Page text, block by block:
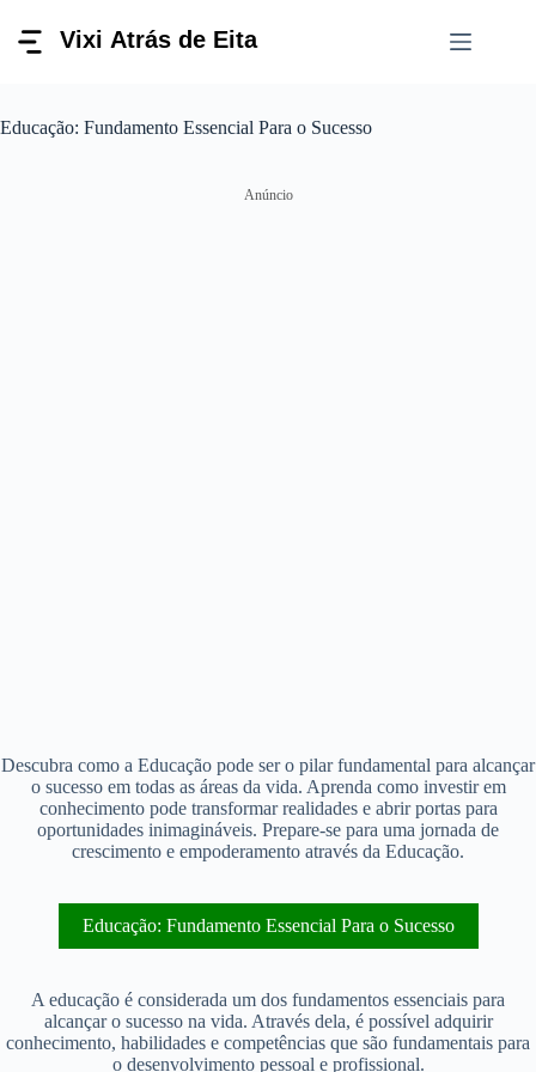
para
Educação: Fundamento Essencial Para o Sucesso
Anúncio
Descubra como a Educação pode ser o pilar fundamental para alcançar
o sucesso em todas as áreas da vida. Aprenda como investir em
conhecimento pode transformar realidades e abrir portas para
oportunidades inimagináveis. Prepare-se para uma jornada de
crescimento e empoderamento através da Educação.
Educação: Fundamento Essencial Para o Sucesso
A educação é considerada um dos fundamentos essenciais para
alcançar o sucesso na vida. Através dela, é possível adquirir
conhecimento, habilidades e competências que são fundamentais para
o desenvolvimento pessoal e profissional.